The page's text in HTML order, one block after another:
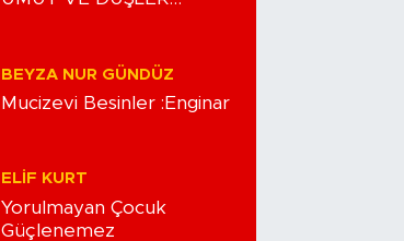
BEYZA NUR GÜNDÜZ
Mucizevi Besinler :Enginar
ELIF KURT
Yorulmayan Çocuk
Güçlenemez